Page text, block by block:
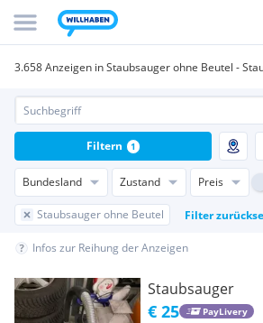
3.658 Anzeigen in Staubsauger ohne Beutel -
Bundesland Zustand Preis
Staubsauger ohne Beutel Filter
Filtern 1
Infos zur Reihung der Anzeigen
Staubsauger
€ 25 PayLivery